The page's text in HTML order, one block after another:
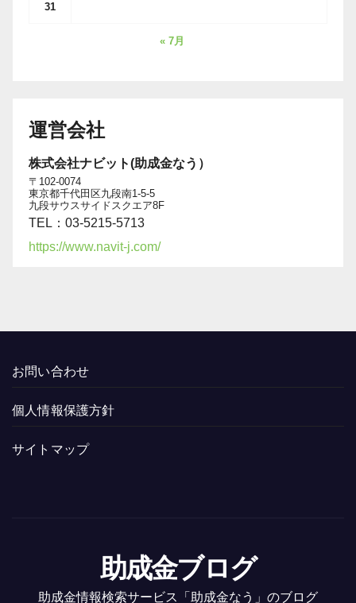
31
« 7月
運営会社
株式会社ナビット(助成金なう）
〒102-0074
東京都千代田区九段南1-5-5
九段サウスサイドスクエア8F
TEL：03-5215-5713
https://www.navit-j.com/
お問い合わせ
個人情報保護方針
サイトマップ
助成金ブログ
助成金情報検索サービス「助成金なう」のブログ